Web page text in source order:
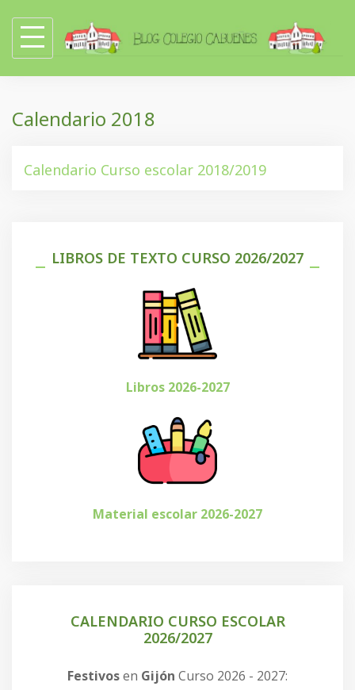
content
Calendario 2018
Calendario Curso escolar 2018/2019
LIBROS DE TEXTO CURSO 2026/2027
Libros 2026-2027
Material escolar 2026-2027
CALENDARIO CURSO ESCOLAR
2026/2027
Festivosen Gijón Curso 2026 - 2027: